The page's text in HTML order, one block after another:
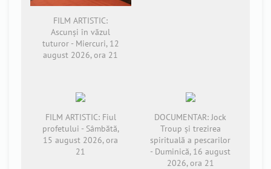
FILM ARTISTIC:
Ascunși în văzul
tuturor - Miercuri, 12
august 2026, ora 21
FILM ARTISTIC: Fiul
profetului - Sâmbătă,
15 august 2026, ora
21
DOCUMENTAR: Jock
Troup și trezirea
spirituală a pescarilor
- Duminică, 16 august
2026, ora 21